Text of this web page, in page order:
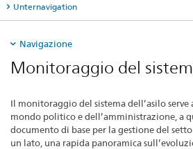
Unternavigation
Navigazione
Monitoraggio del
Il monitoraggio del sistema dell’asilo
mondo politico e dell’amministrazione, a
documento di base per la gestione del
un lato, una rapida panoramica